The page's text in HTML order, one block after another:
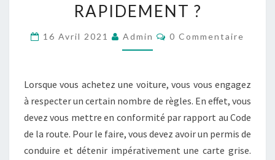
CARTE
RAPIDEMENT
RAPIDEMENT ?
16 Avril 2021 Admin Commentaires
0 Commentaire
Lorsque vous achetez une voiture, vous vous engagez
à respecter un certain nombre de règles. En effet, vous
devez vous mettre en conformité par rapport au Code
de la route. Pour le faire, vous devez avoir un permis de
conduire et détenir impérativement une carte grise.